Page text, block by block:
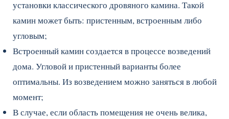
установки классического дровяного камина. Такой
камин может быть: пристенным, встроенным либо
угловым;
Встроенный камин создается в процессе возведений
дома. Угловой и пристенный варианты более
оптимальны. Из возведением можно заняться в любой
момент;
В случае, если область помещения не очень велика,